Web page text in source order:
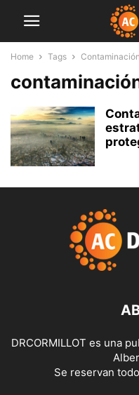
Home Tags Contaminación
DRCORMILLOT es una
Se reservan